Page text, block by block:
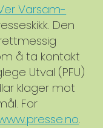
Varsam-
Den
å ta kontakt
Utval (PFU)
klager mot
For
.